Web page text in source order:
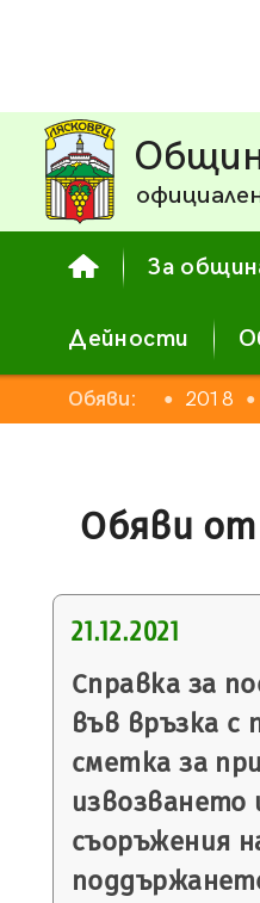
За
Дейности
Обяви:
● 2017 ● 2018 ●
Обяви от
21.12.2021
Справка за
във връзка с
сметка за
извозването
съоръжения